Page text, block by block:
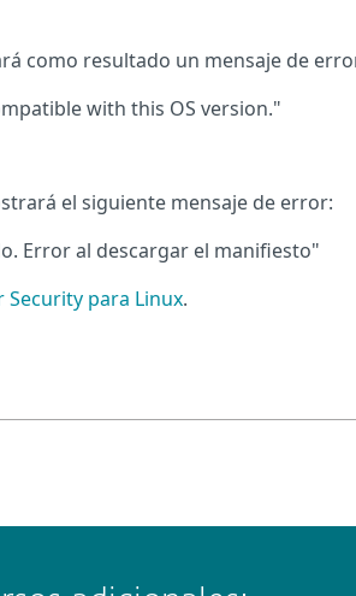
como resultado un mensaje de
with this OS version."
el siguiente mensaje de error:
Error al descargar el manifiesto"
Security para Linux.